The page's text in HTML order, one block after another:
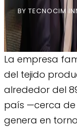
BY TECNOCIM
La empresa
del tejido
alrededor del
país —cerca de
genera en